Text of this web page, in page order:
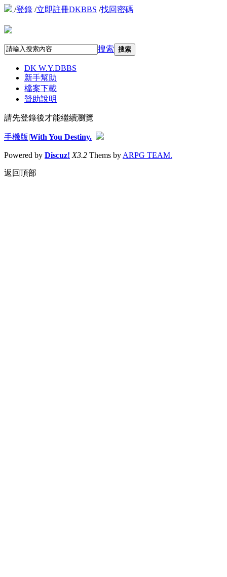
/登錄 /立即註冊DKBBS /找回密碼
搜索 搜索
DK W.Y.DBBS
新手幫助
檔案下載
贊助說明
請先登錄後才能繼續瀏覽
手機版|With You Destiny.
Powered by Discuz! X3.2 Thems by ARPG TEAM.
返回頂部